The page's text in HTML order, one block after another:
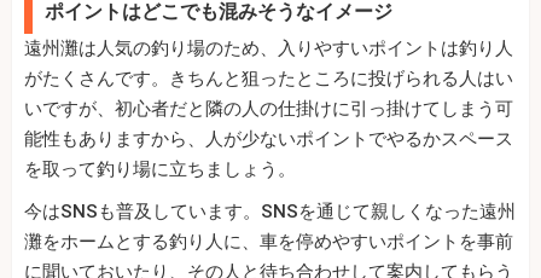
ポイントはどこでも混みそうなイメージ
遠州灘は人気の釣り場のため、入りやすいポイントは釣り人
がたくさんです。きちんと狙ったところに投げられる人はい
いですが、初心者だと隣の人の仕掛けに引っ掛けてしまう可
能性もありますから、人が少ないポイントでやるかスペース
を取って釣り場に立ちましょう。
今はSNSも普及しています。SNSを通じて親しくなった遠州
灘をホームとする釣り人に、車を停めやすいポイントを事前
に聞いておいたり、その人と待ち合わせして案内してもらう